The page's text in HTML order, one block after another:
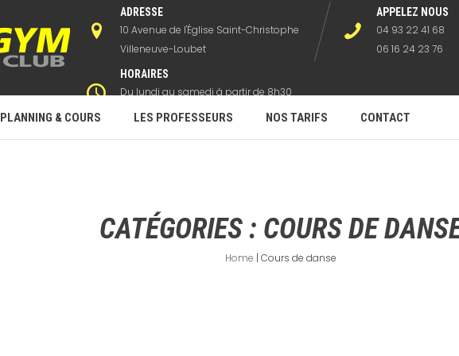
ADRESSE
10 Avenue de l'Église Saint-Christophe
Villeneuve-Loubet
APPELEZ NOUS
04 93 22 41 68
06 16 24 23 76
HORAIRES
Du lundi au samedi à partir de 8h30
hors horaires danses
PLANNING & COURS LES PROFESSEURS NOS TARIFS CONTACT
CATÉGORIES : COURS DE
Home | Cours de danse